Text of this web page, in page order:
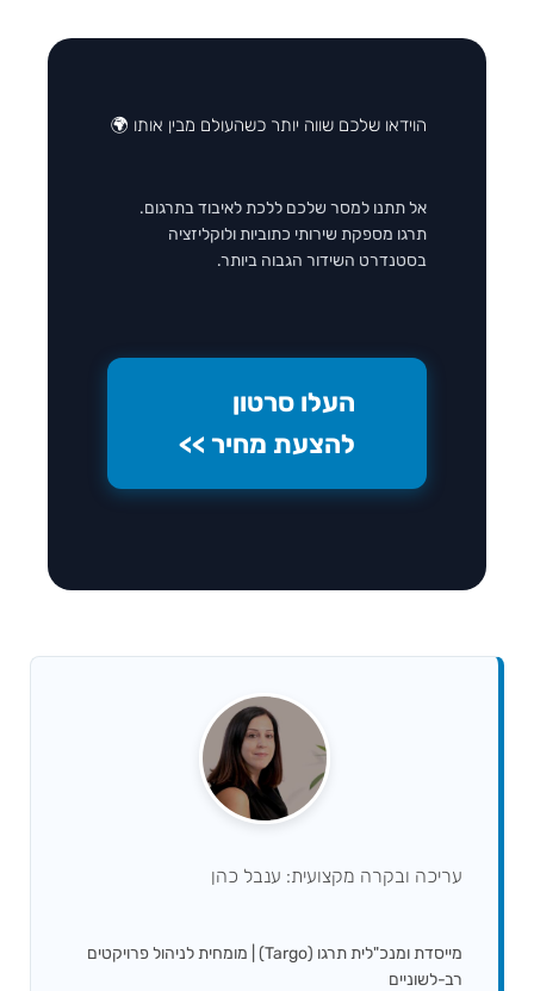
הוידאו שלכם שווה יותר כשהעולם מבין אותו 🌍
אל תתנו למסר שלכם ללכת לאיבוד בתרגום.
תרגו מספקת שירותי כתוביות ולוקליזציה
בסטנדרט השידור הגבוה ביותר.
העלו סרטון
להצעת מחיר >>
עריכה ובקרה מקצועית: ענבל כהן
מייסדת ומנכ"לית תרגו (Targo) | מומחית לניהול פרויקטים
רב-לשוניים